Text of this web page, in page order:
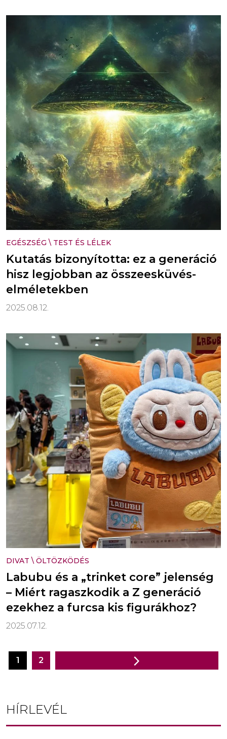
EGÉSZSÉG \ TEST ÉS LÉLEK
Kutatás bizonyította: ez a generáció
hisz legjobban az összeesküvés-
elméletekben
2025.08.12.
DIVAT \ ÖLTÖZKÖDÉS
Labubu és a „trinket core” jelenség
– Miért ragaszkodik a Z generáció
ezekhez a furcsa kis figurákhoz?
2025.07.12.
Bejegyzés
1 2
HÍRLEVÉL